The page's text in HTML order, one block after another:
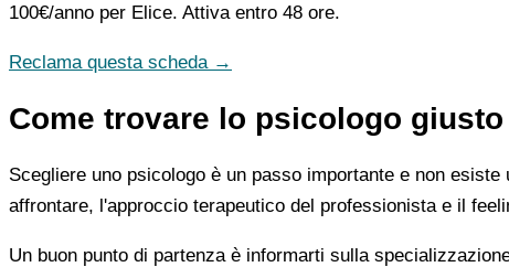
100€/anno per Elice. Attiva entro 48 ore.
Reclama questa scheda →
Come trovare lo psicologo
Scegliere uno psicologo è un passo importante e non
affrontare, l'approccio terapeutico del professionista e il
Un buon punto di partenza è informarti sulla